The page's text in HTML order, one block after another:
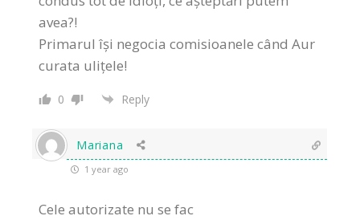
avea?!
Primarul își negocia comisioanele când Aur
curata ulițele!
0 Reply
Mariana
1 year ago
Cele autorizate nu se fac